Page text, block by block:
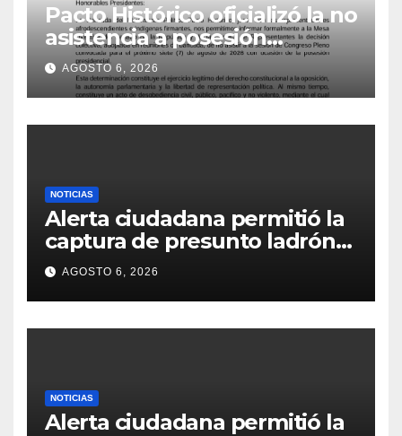
Pacto Histórico oficializó la no
asistencia a posesión
presidencial
AGOSTO 6, 2026
NOTICIAS
Alerta ciudadana permitió la
captura de presunto ladrón
de motocicletas
AGOSTO 6, 2026
NOTICIAS
Alerta ciudadana permitió la